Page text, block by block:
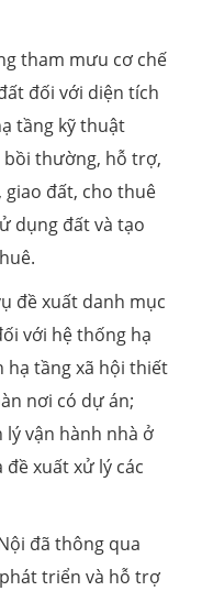
tham mưu cơ chế
đối với diện tích
tầng kỹ thuật
thường, hỗ trợ,
đất, cho thuê
dụng đất và tạo
đề xuất danh mục
với hệ thống hạ
hạ tầng xã hội thiết
nơi có dự án;
vận hành nhà ở
xuất xử lý các
đã thông qua
triển và hỗ trợ